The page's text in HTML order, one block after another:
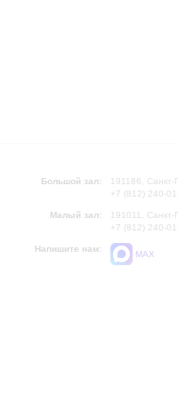
Большой зал:
191186, Санкт-
+7 (812) 240-
Малый зал:
191011, Санкт-
+7 (812) 240-
Напишите нам:
MAX